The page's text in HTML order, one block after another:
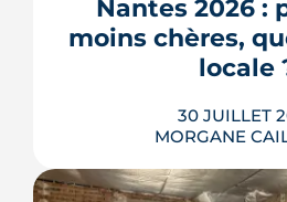
fonction de mes
recommande sans
LIRE
Nantes 2026 :
moins chères,
locale
30 JUILLET
MORGANE